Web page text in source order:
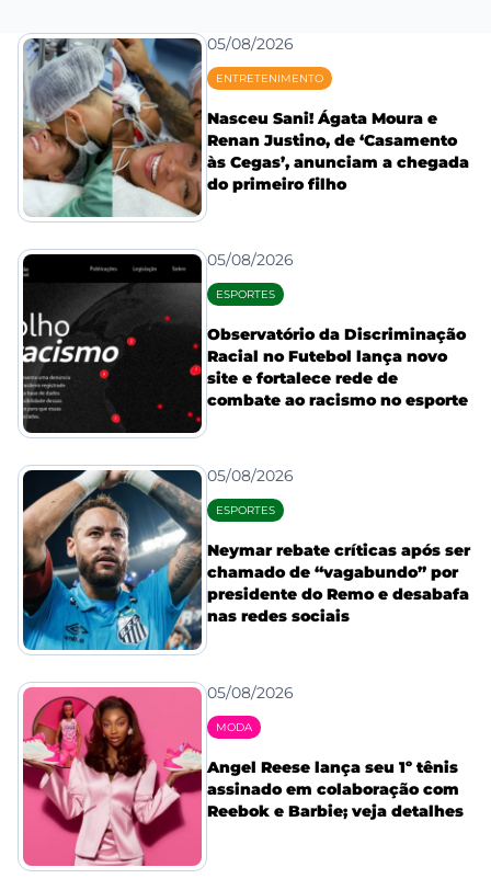
05/08/2026
ENTRETENIMENTO
Nasceu Sani! Ágata Moura e
Renan Justino, de ‘Casamento
às Cegas’, anunciam a chegada
do primeiro filho
05/08/2026
ESPORTES
Observatório da Discriminação
Racial no Futebol lança novo
site e fortalece rede de
combate ao racismo no esporte
05/08/2026
ESPORTES
Neymar rebate críticas após ser
chamado de “vagabundo” por
presidente do Remo e desabafa
nas redes sociais
05/08/2026
MODA
Angel Reese lança seu 1º tênis
assinado em colaboração com
Reebok e Barbie; veja detalhes